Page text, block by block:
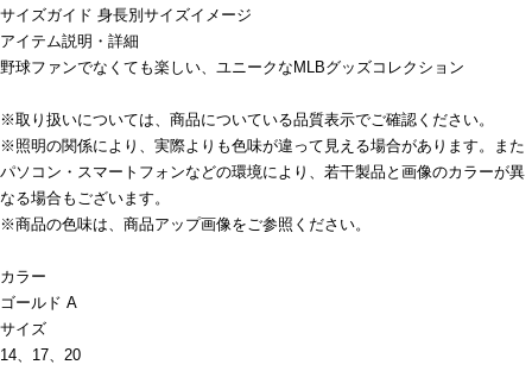
サイズガイド 身長別サイズイメージ
アイテム説明・詳細
野球ファンでなくても楽しい、ユニークなMLBグッズコレクション
※取り扱いについては、商品についている品質表示でご確認ください。
※照明の関係により、実際よりも色味が違って見える場合があります。また
パソコン・スマートフォンなどの環境により、若干製品と画像のカラーが異
なる場合もございます。
※商品の色味は、商品アップ画像をご参照ください。
カラー
ゴールド A
サイズ
14、17、20